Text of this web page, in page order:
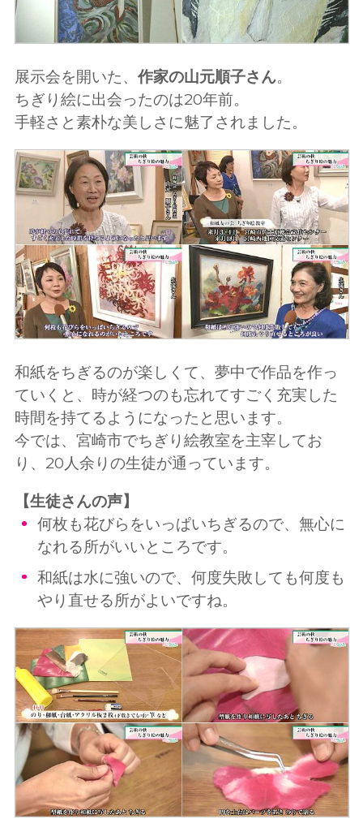
展示会を開いた、 作家の山元順子さん。
ちぎり絵に出会ったのは20年前。
手軽さと素朴な美しさに魅了されました。
和紙をちぎるのが楽しくて、夢中で作品を作っ
ていくと、時が経つのも忘れてすごく充実した
時間を持てるようになったと思います。
今では、宮崎市でちぎり絵教室を主宰してお
り、20人余りの生徒が通っています。
【生徒さんの声】
何枚も花びらをいっぱいちぎるので、無心に
なれる所がいいところです。
和紙は水に強いので、何度失敗しても何度も
やり直せる所がよいですね。